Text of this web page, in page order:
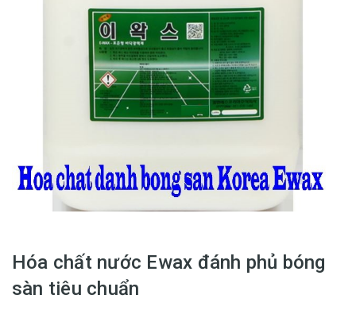
Hóa chất nước Ewax đánh phủ bóng
sàn tiêu chuẩn